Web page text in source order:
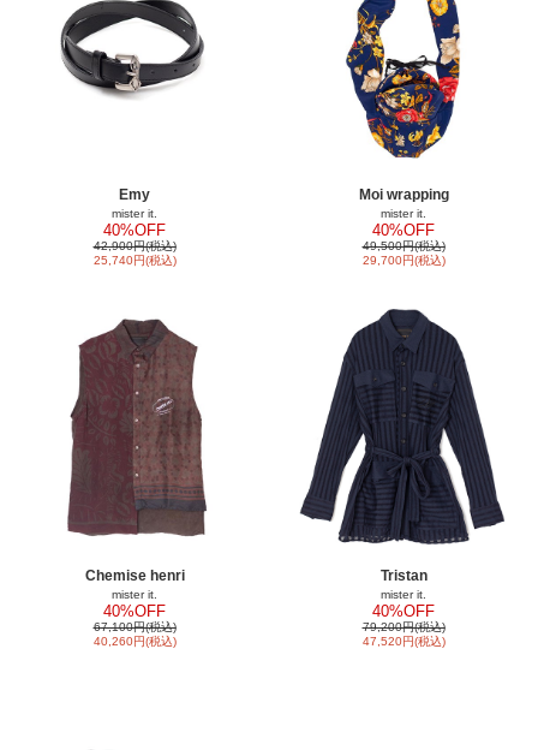
Emy
mister it.
40%OFF
42,900円(税込)
25,740円(税込)
Moi wrapping
mister it.
40%OFF
49,500円(税込)
29,700円(税込)
Chemise henri
mister it.
40%OFF
67,100円(税込)
40,260円(税込)
Tristan
mister it.
40%OFF
79,200円(税込)
47,520円(税込)